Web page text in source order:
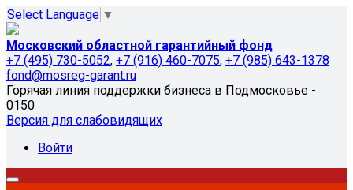
Select Language ▼
Московский областной гарантийный фонд
+7 (495) 730-5052, +7 (916) 460-7075, +7 (985) 643-1378
fond@mosreg-garant.ru
Горячая линия поддержки бизнеса в Подмосковье -
0150
Версия для слабовидящих
Войти